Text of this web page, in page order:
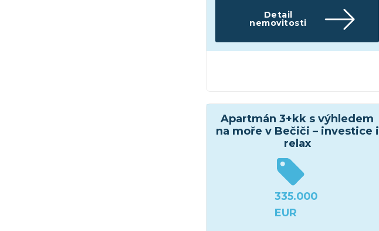
Detail
nemovitosti
Apartmán 3+kk s výhledem
na moře v Bečiči – investice i
relax
335.000
EUR